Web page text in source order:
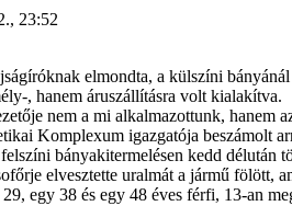
23:52
elmondta, a külszíni
, hanem áruszállításra volt kialakítva.
nem a mi alkalmazottunk, hanem
Komplexum igazgatója beszámolt
bányakitermelésen kedd délután
elvesztette uralmát a jármű fölött,
egy 38 és egy 48 éves férfi, 13-an